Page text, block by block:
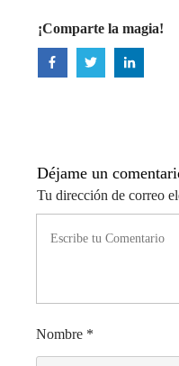
¡Comparte la magia!
Déjame un
Tu dirección de correo
Nombre *